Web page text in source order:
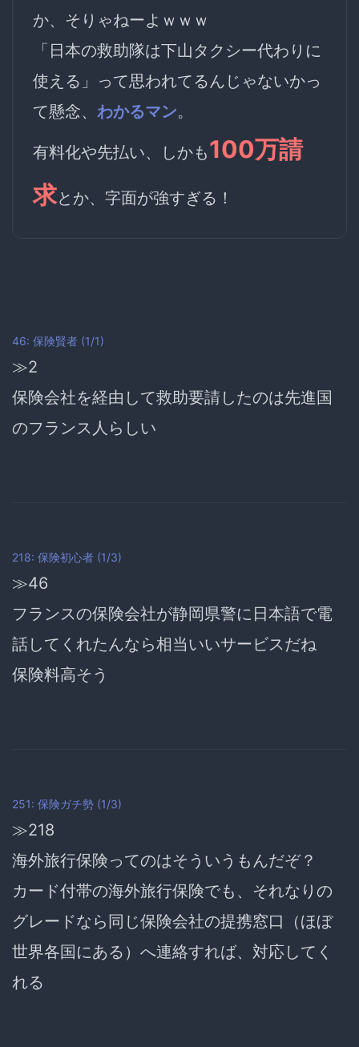
か、そりゃねーよｗｗｗ
「日本の救助隊は下山タクシー代わりに
使える」って思われてるんじゃないかっ
て懸念、 わかるマン。
有料化や先払い、しかも100万請
求とか、字面が強すぎる！
46: 保険賢者 (1/1)
≫2
保険会社を経由して救助要請したのは先進国
のフランス人らしい
218: 保険初心者 (1/3)
≫46
フランスの保険会社が静岡県警に日本語で電
話してくれたんなら相当いいサービスだね
保険料高そう
251: 保険ガチ勢 (1/3)
≫218
海外旅行保険ってのはそういうもんだぞ？
カード付帯の海外旅行保険でも、それなりの
グレードなら同じ保険会社の提携窓口（ほぼ
世界各国にある）へ連絡すれば、対応してく
れる